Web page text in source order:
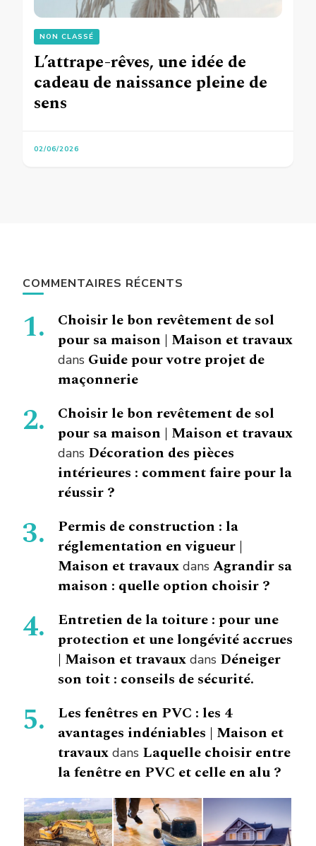
NON CLASSÉ
L’attrape-rêves, une idée de
cadeau de naissance pleine de
sens
02/06/2026
COMMENTAIRES RÉCENTS
Choisir le bon revêtement de sol
pour sa maison | Maison et travaux
dans Guide pour votre projet de
maçonnerie
Choisir le bon revêtement de sol
pour sa maison | Maison et travaux
dans Décoration des pièces
intérieures : comment faire pour la
réussir ?
Permis de construction : la
réglementation en vigueur |
Maison et travaux dans Agrandir sa
maison : quelle option choisir ?
Entretien de la toiture : pour une
protection et une longévité accrues
| Maison et travaux dans Déneiger
son toit : conseils de sécurité.
Les fenêtres en PVC : les 4
avantages indéniables | Maison et
travaux dans Laquelle choisir entre
la fenêtre en PVC et celle en alu ?